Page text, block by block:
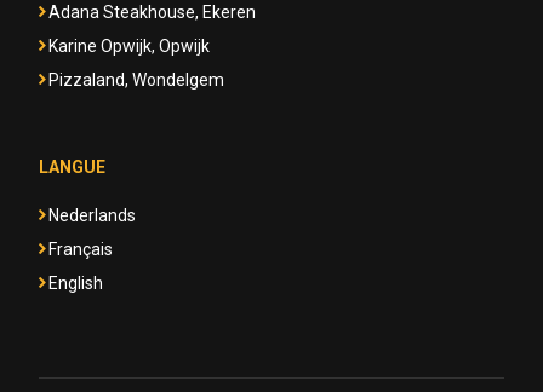
Adana Steakhouse, Ekeren
Karine Opwijk, Opwijk
Pizzaland, Wondelgem
LANGUE
Nederlands
Français
English